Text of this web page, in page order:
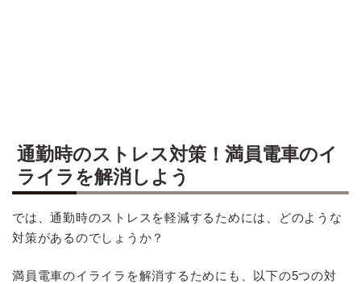
通勤時のストレス対策！満員電車のイ
ライラを解消しよう
では、通勤時のストレスを軽減するためには、どのような
対策があるのでしょうか？
満員電車のイライラを解消するためにも、以下の5つの対